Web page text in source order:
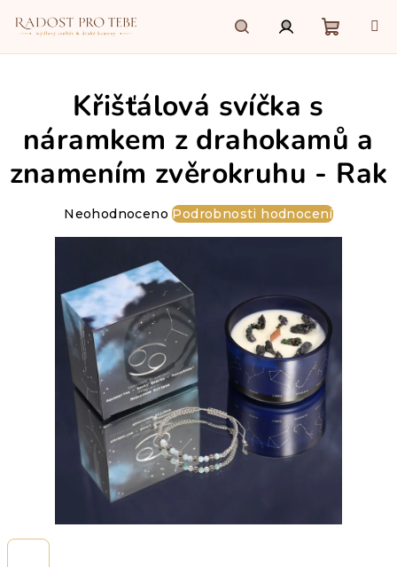
HledatPřihlášení
Křišťálová svíčka s
náramkem z drahokamů a
znamením zvěrokruhu - Rak
Průměrné
0,0
z
5
hvězdiček.
Neohodnoceno Podrobnosti hodnocení